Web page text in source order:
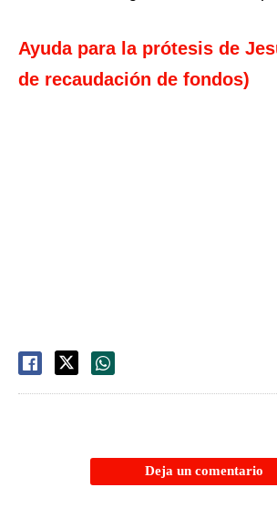
Ayuda para la prótesis de
de recaudación de fondos)
Deja un comentario